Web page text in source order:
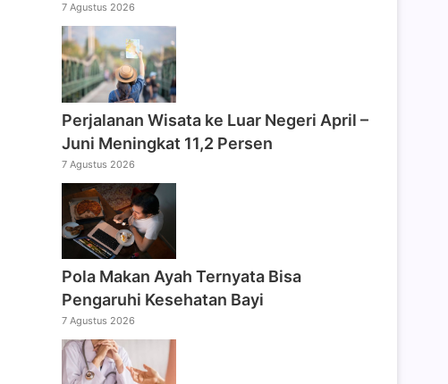
7 Agustus 2026
Perjalanan Wisata ke Luar Negeri April –
Juni Meningkat 11,2 Persen
7 Agustus 2026
Pola Makan Ayah Ternyata Bisa
Pengaruhi Kesehatan Bayi
7 Agustus 2026